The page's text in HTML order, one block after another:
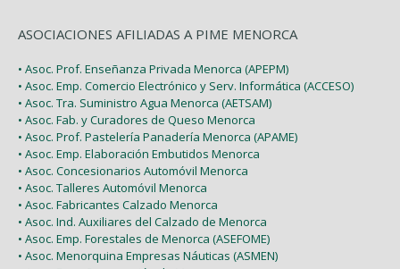
ASOCIACIONES AFILIADAS A PIME MENORCA
• Asoc. Prof. Enseñanza Privada Menorca (APEPM)
• Asoc. Emp. Comercio Electrónico y Serv. Informática (ACCESO)
• Asoc. Tra. Suministro Agua Menorca (AETSAM)
• Asoc. Fab. y Curadores de Queso Menorca
• Asoc. Prof. Pastelería Panadería Menorca (APAME)
• Asoc. Emp. Elaboración Embutidos Menorca
• Asoc. Concesionarios Automóvil Menorca
• Asoc. Talleres Automóvil Menorca
• Asoc. Fabricantes Calzado Menorca
• Asoc. Ind. Auxiliares del Calzado de Menorca
• Asoc. Emp. Forestales de Menorca (ASEFOME)
• Asoc. Menorquina Empresas Náuticas (ASMEN)